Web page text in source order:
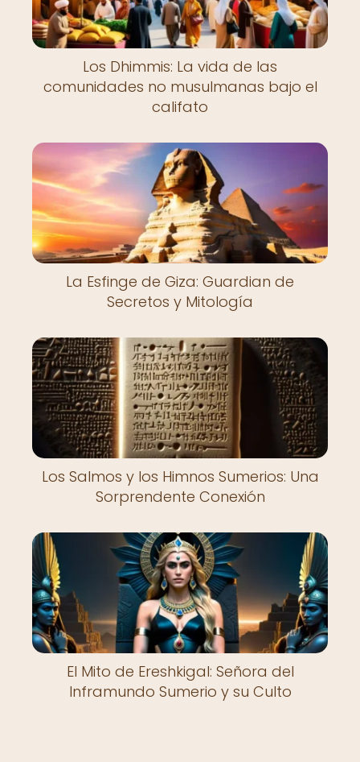
Los Dhimmis: La vida de las
comunidades no musulmanas bajo el
califato
La Esfinge de Giza: Guardian de
Secretos y Mitología
Los Salmos y los Himnos Sumerios: Una
Sorprendente Conexión
El Mito de Ereshkigal: Señora del
Inframundo Sumerio y su Culto